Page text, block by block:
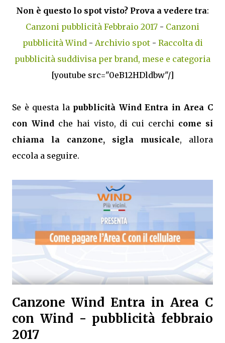
Non è questo lo spot visto? Prova a vedere tra:
Canzoni pubblicità Febbraio 2017 - Canzoni
pubblicità Wind- Archivio spot- Raccolta di
pubblicità suddivisa per brand, mese e categoria
[youtube src="0eB12HDldbw"/]
Se è questa la pubblicità Wind Entra in Area C
con Windche hai visto, di cui cerchi come si
chiama la canzone, sigla musicale, allora
eccola a seguire.
Canzone Wind Entra in Area C
con Wind - pubblicità febbraio
2017